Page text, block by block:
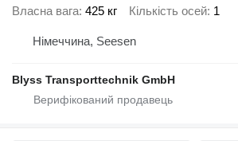
Власна вага 425 кг Кількість осей 1
Німеччина, Seesen
Blyss Transporttechnik GmbH